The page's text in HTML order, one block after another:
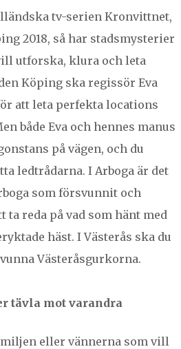
tv-serien Kro­n­vit­tnet,
2018, så har stadsmys­terier
utfors­ka, klu­ra och leta
Köping ska regis­sör Eva
att leta per­fek­ta loca­tions
både Eva och hennes manus
på vägen, och du
ledtrå­dar­na. I Arbo­ga är det
som försvun­nit och
ta reda på vad som hänt med
häst. I Västerås ska du
Västerås­gurko­r­na.
tävla mot varandra
eller vän­ner­na som vill